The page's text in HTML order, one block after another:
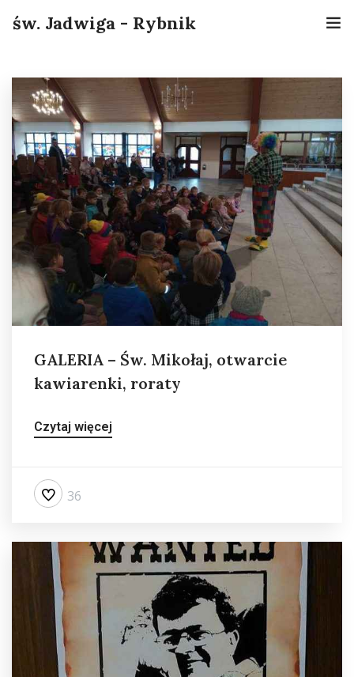
św. Jadwiga - Rybnik
Informacje
O nas
Sakramenty
Grupy
Kontakt
Online
GALERIA – Św. Mikołaj, otwarcie
kawiarenki, roraty
Czytaj więcej
36